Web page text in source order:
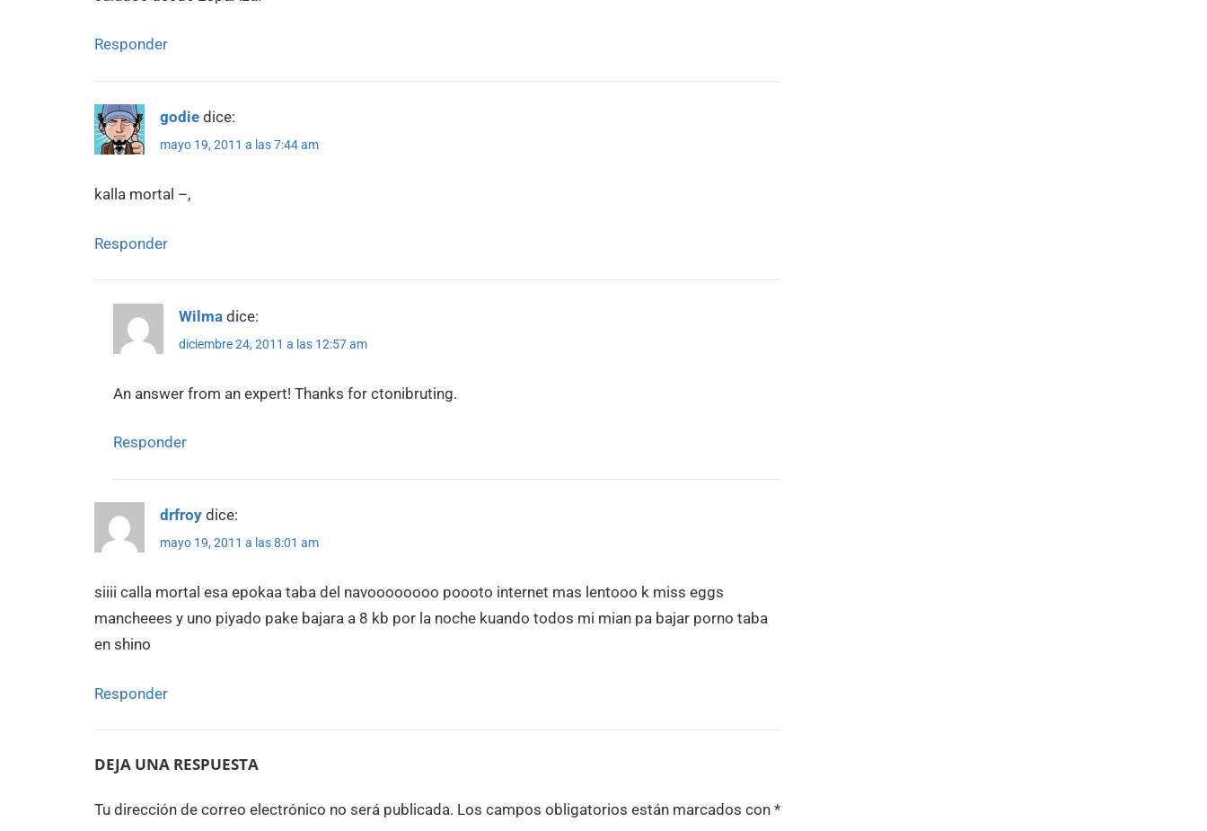
Responder
godie dice:
mayo 19, 2011 a las 7:44 am
kalla mortal –,
Responder
Wilma dice:
diciembre 24, 2011 a las 12:57 am
An answer from an expert! Thanks for ctonibruting.
Responder
drfroy dice:
mayo 19, 2011 a las 8:01 am
siiii calla mortal esa epokaa taba del navoooooooo poooto internet mas lentooo k miss eggs
mancheees y uno piyado pake bajara a 8 kb por la noche kuando todos mi mian pa bajar porno taba
en shino
Responder
DEJA UNA RESPUESTA
Tu dirección de correo electrónico no será publicada. Los campos obligatorios están marcados con *